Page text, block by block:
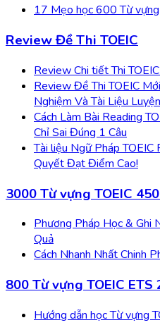
17 Mẹo học 600 Từ
Review Đề Thi TOEIC
Review Chi tiết Thi
Review Đề Thi TOEIC
Nghiệm Và Tài Liệu
Cách Làm Bài Reading
Chỉ Sai Đúng 1 Câu
Tài liệu Ngữ Pháp
Quyết Đạt Điểm Cao!
3000 Từ vựng TOEIC
Phương Pháp Học & Ghi
Quả
Cách Nhanh Nhất Chinh
800 Từ vựng TOEIC ETS
Hướng dẫn học Từ vựng